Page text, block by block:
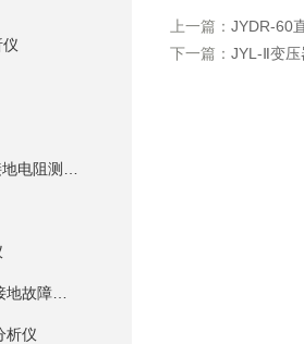
析仪
上一篇： JYDR-60
下一篇： JYL-Ⅱ变